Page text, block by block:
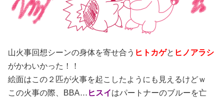
山火事回想シーンの身体を寄せ合う ヒトカゲと ヒノアラシ
がかわいかった！！
絵面はこの２匹が火事を起こしたようにも見えるけどｗ
この火事の際、BBA… ヒスイはパートナーのブルーを亡